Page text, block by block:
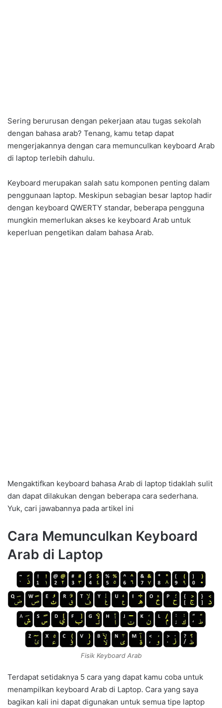
Sering berurusan dengan pekerjaan atau tugas sekolah
dengan bahasa arab? Tenang, kamu tetap dapat
mengerjakannya dengan cara memunculkan keyboard Arab
di laptop terlebih dahulu.
Keyboard merupakan salah satu komponen penting dalam
penggunaan laptop. Meskipun sebagian besar laptop hadir
dengan keyboard QWERTY standar, beberapa pengguna
mungkin memerlukan akses ke keyboard Arab untuk
keperluan pengetikan dalam bahasa Arab.
Mengaktifkan keyboard bahasa Arab di laptop tidaklah sulit
dan dapat dilakukan dengan beberapa cara sederhana.
Yuk, cari jawabannya pada artikel ini
Cara Memunculkan Keyboard
Arab di Laptop
Fisik Keyboard Arab
Terdapat setidaknya 5 cara yang dapat kamu coba untuk
menampilkan keyboard Arab di Laptop. Cara yang saya
bagikan kali ini dapat digunakan untuk semua tipe laptop